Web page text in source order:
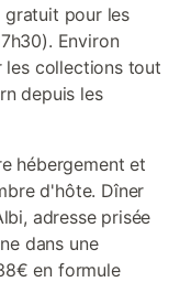
pour les
Environ
les collections tout
depuis les
hébergement et
d'hôte. Dîner
adresse prisée
dans une
en formule